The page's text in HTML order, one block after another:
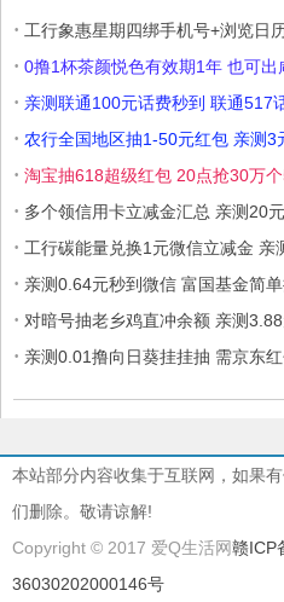
· 工行象惠星期四绑手机号+浏览日
· 0撸1杯茶颜悦色有效期1年 也可出
· 亲测联通100元话费秒到 联通517
· 农行全国地区抽1-50元红包 亲测3
· 淘宝抽618超级红包 20点抢30万
· 多个领信用卡立减金汇总 亲测20
· 工行碳能量兑换1元微信立减金 亲
· 亲测0.64元秒到微信 富国基金简
· 对暗号抽老乡鸡直冲余额 亲测
· 亲测0.01撸向日葵挂挂抽 需京东
本站部分内容收集于互联网，如果
们删除。敬请谅解!
Copyright © 2017 爱Q生活网赣ICP
36030202000146号